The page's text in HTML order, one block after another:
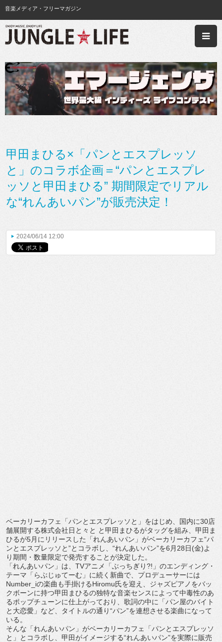
音楽メディア・フリーマガジン
甲田まひる×「パンとエスプレッソ
と」のコラボ企画＝“パンとエスプレ
ッソと甲田まひる” 期間限定でリアル
な“れんあいパン”が販売決定！
2024/06/14 12:00
ベーカリーカフェ「パンとエスプレッソと」をはじめ、
国内に30店
舗展開する株式会社日と々と と甲田まひるがタッグを組み、甲田ま
ひるが5月にリリースした「れんあいパン」がベーカリーカフェ“パ
ンとエスプレッソと”とコラボし、“れんあいパン”を6月28日(金)よ
り期間・ 数量限定で発売することが決定した。
「れんあいパン」は、TVアニメ「ぶっちぎり?!」 のエンディング・
テーマ「らぶじゅてーむ」に続く新曲で、 プロデューサーには
Number_ iの楽曲も手掛けるHiromu氏を迎え、 ジャズピアノをバッ
クボーンに持つ甲田まひるの独特な音楽センスによって中毒性のあ
るポップチューンに仕上がっており、 歌詞の中に「パン屋のバイト
と大恋愛」など、タイトルの通り“パン”を連想させる楽曲になって
いる。
そんな「れんあいパン」がベーカリーカフェ「パンとエスプレッソ
と」とコラボし、甲田がイメージする“れんあいパン”を実際に販売